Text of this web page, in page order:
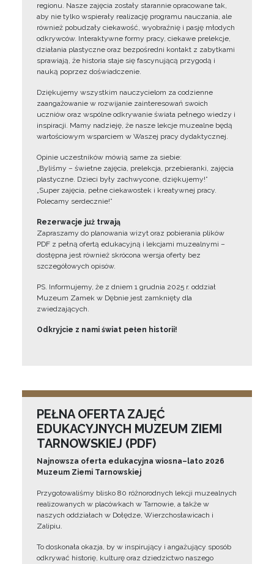
regionu. Nasze zajęcia zostały starannie opracowane tak,
aby nie tylko wspierały realizację programu nauczania, ale
również pobudzały ciekawość, wyobraźnię i pasję młodych
odkrywców. Interaktywne formy pracy, ciekawe prelekcje,
działania plastyczne oraz bezpośredni kontakt z zabytkami
sprawiają, że historia staje się fascynującą przygodą i
nauką poprzez doświadczenie.
Dziękujemy wszystkim nauczycielom za codzienne
zaangażowanie w rozwijanie zainteresowań swoich
uczniów oraz wspólne odkrywanie świata pełnego wiedzy i
inspiracji. Mamy nadzieję, że nasze lekcje muzealne będą
wartościowym wsparciem w Waszej pracy dydaktycznej.
Opinie uczestników mówią same za siebie:
„Byliśmy – świetne zajęcia, prelekcja, przebieranki, zajęcia
plastyczne. Dzieci były zachwycone, dziękujemy!”
„Super zajęcia, pełne ciekawostek i kreatywnej pracy.
Polecamy serdecznie!”
Rezerwacje już trwają
Zapraszamy do planowania wizyt oraz pobierania plików
PDF z pełną ofertą edukacyjną i lekcjami muzealnymi –
dostępna jest również skrócona wersja oferty bez
szczegółowych opisów.
PS. Informujemy, że z dniem 1 grudnia 2025 r. oddział
Muzeum Zamek w Dębnie jest zamknięty dla
zwiedzających.
Odkryjcie z nami świat pełen historii!
PEŁNA OFERTA ZAJĘĆ
EDUKACYJNYCH MUZEUM ZIEMI
TARNOWSKIEJ (PDF)
Najnowsza oferta edukacyjna wiosna–lato 2026
Muzeum Ziemi Tarnowskiej
Przygotowaliśmy blisko 80 różnorodnych lekcji muzealnych
realizowanych w placówkach w Tarnowie, a także w
naszych oddziałach w Dołędze, Wierzchosławicach i
Zalipiu.
To doskonała okazja, by w inspirujący i angażujący sposób
odkrywać historię, kulturę oraz dziedzictwo naszego